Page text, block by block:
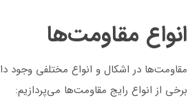
انواع مقاومت‌ها
مقاومت‌ها در اشکال و انواع مختلفی وجود
برخی از انواع رایج مقاومت‌ها می‌پردازیم: